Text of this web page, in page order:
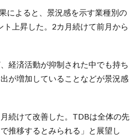
によると、景況感を示す業種別の
上昇した。2カ月続けて前月から
経済活動が抑制された中でも持ち
が増加していることなどが景況感
続けて改善した。TDBは全体の先
推移するとみられる」と展望し